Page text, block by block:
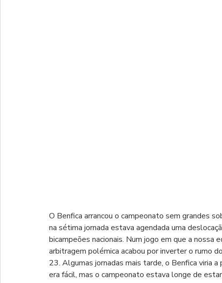
O Benfica arrancou o campeonato sem grandes
na sétima jornada estava agendada uma
bicampeões nacionais. Num jogo em que a
arbitragem polémica acabou por inverter o rumo
23. Algumas jornadas mais tarde, o Benfica viria
era fácil, mas o campeonato estava longe de